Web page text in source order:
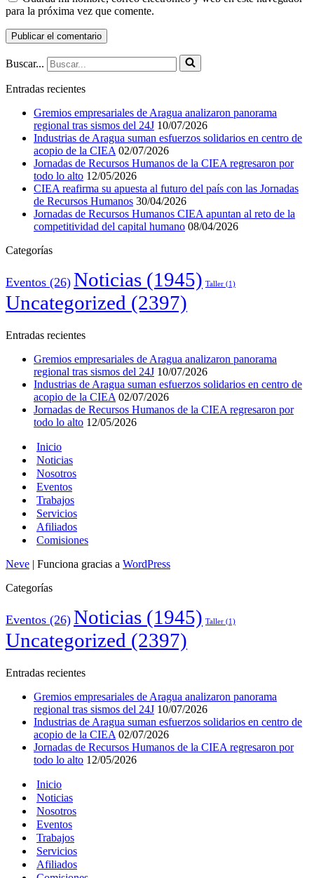
para la próxima vez que comente.
Buscar...
Entradas recientes
Gremios empresariales de Aragua analizaron panorama
regional tras sismos del 24J 10/07/2026
Industrias de Aragua suman esfuerzos solidarios en centro de
acopio de la CIEA 02/07/2026
Jornadas de Recursos Humanos de la CIEA regresaron por
todo lo alto 12/05/2026
CIEA reafirma su apuesta al futuro del país con las Jornadas
de Recursos Humanos 30/04/2026
Jornadas de Recursos Humanos CIEA apuntan al reto de la
competitividad del capital humano 08/04/2026
Categorías
Eventos (26) Noticias (1945) Taller (1)
Uncategorized (2397)
Entradas recientes
Gremios empresariales de Aragua analizaron panorama
regional tras sismos del 24J 10/07/2026
Industrias de Aragua suman esfuerzos solidarios en centro de
acopio de la CIEA 02/07/2026
Jornadas de Recursos Humanos de la CIEA regresaron por
todo lo alto 12/05/2026
Inicio
Noticias
Nosotros
Eventos
Trabajos
Servicios
Afiliados
Comisiones
Neve | Funciona gracias a WordPress
Categorías
Eventos (26) Noticias (1945) Taller (1)
Uncategorized (2397)
Entradas recientes
Gremios empresariales de Aragua analizaron panorama
regional tras sismos del 24J 10/07/2026
Industrias de Aragua suman esfuerzos solidarios en centro de
acopio de la CIEA 02/07/2026
Jornadas de Recursos Humanos de la CIEA regresaron por
todo lo alto 12/05/2026
Inicio
Noticias
Nosotros
Eventos
Trabajos
Servicios
Afiliados